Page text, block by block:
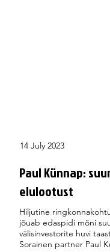
14 July 2023
Paul Künnap:
elulootust
Hiljutine
jõuab edaspidi mõni
välisinvestorite huvi
Sorainen partner Paul